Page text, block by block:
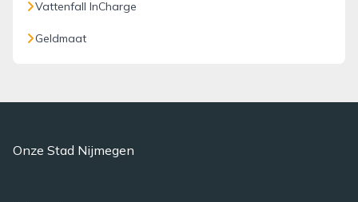
Vattenfall InCharge
Geldmaat
Onze Stad Nijmegen